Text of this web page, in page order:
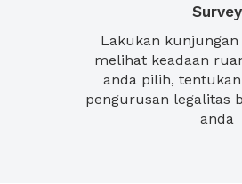
Survey
Lakukan
melihat keadaan
anda pilih,
pengurusan legalitas
anda